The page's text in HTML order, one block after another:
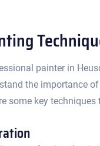
painter in
the importance
some key